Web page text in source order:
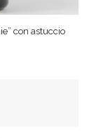
con astuccio